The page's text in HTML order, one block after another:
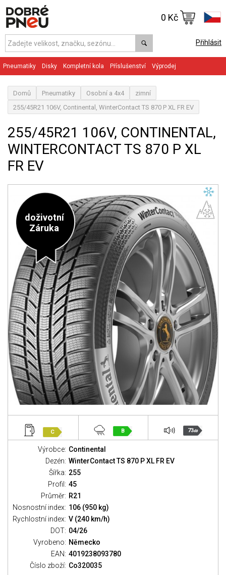
Přihlásit
0 Kč
Pneumatiky Disky Kompletní kola Příslušenství Výprodej
Domů Pneumatiky Osobní a 4x4
zimní
255/45R21 106V, Continental, WinterContact TS 870 P XL FR EV
255/45R21 106V, CONTINENTAL,
WINTERCONTACT TS 870 P XL
FR EV
doživotní
Záruka
C B 73dB
Výrobce: Continental
Dezén: WinterContact TS 870 P XL FR EV
Šířka: 255
Profil: 45
Průměr: R21
Nosnostní index: 106 (950 kg)
Rychlostní index: V (240 km/h)
DOT: 04/26
Vyrobeno: Německo
EAN: 4019238093780
Číslo zboží: Co320035